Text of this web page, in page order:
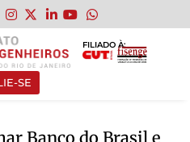
FILIADO À:
SE
Banco do Brasil e